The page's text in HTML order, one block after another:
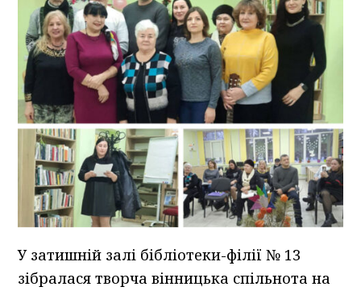
У затишній залі бібліотеки-філії № 13
зібралася творча вінницька спільнота на